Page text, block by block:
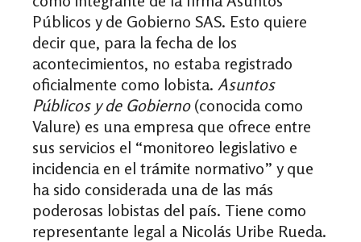
Públicos y de Gobierno SAS. Esto quiere
decir que, para la fecha de los
acontecimientos, no estaba registrado
oficialmente como lobista. Asuntos
Públicos y de Gobierno(conocida como
Valure) es una empresa que ofrece entre
sus servicios el “monitoreo legislativo e
incidencia en el trámite normativo” y que
ha sido considerada una de las más
poderosas lobistas del país. Tiene como
representante legal a Nicolás Uribe Rueda.